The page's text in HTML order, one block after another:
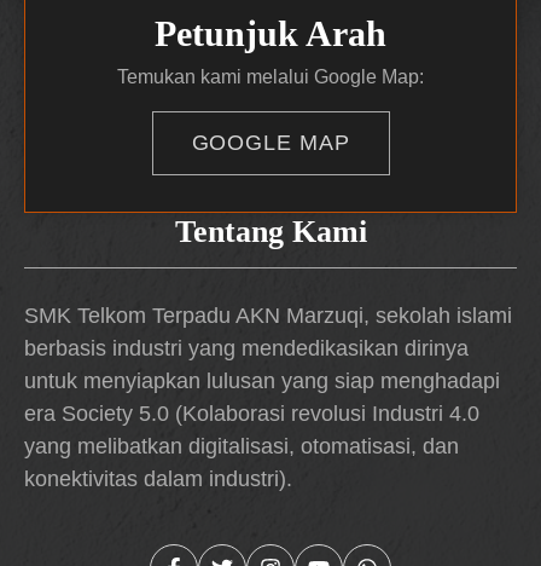
Tentang Kami
SMK Telkom Terpadu AKN Marzuqi, sekolah islami
berbasis industri yang mendedikasikan dirinya
untuk menyiapkan lulusan yang siap menghadapi
era Society 5.0 (Kolaborasi revolusi Industri 4.0
yang melibatkan digitalisasi, otomatisasi, dan
konektivitas dalam industri).
Petunjuk Arah
Temukan kami melalui Google Map:
GOOGLE MAP